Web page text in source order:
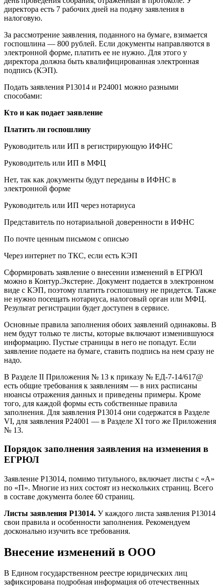
директора есть 7 рабочих дней на подачу заявления в
налоговую.
За рассмотрение заявления, поданного на бумаге, взимается
госпошлина — 800 рублей. Если документы направляются в
электронной форме, платить ее не нужно. Для этого у
директора должна быть квалифицированная электронная
подпись (КЭП).
Подать заявления Р13014 и Р24001 можно разными
способами:
Кто и как подает заявление
Платить ли госпошлину
Руководитель или ИП в регистрирующую ИФНС
Руководитель или ИП в МФЦ
Нет, так как документы будут переданы в ИФНС в
электронной форме
Руководитель или ИП через нотариуса
Представитель по нотариальной доверенности в ИФНС
По почте ценным письмом с описью
Через интернет по ТКС, если есть КЭП
Сформировать заявление о внесении изменений в ЕГРЮЛ
можно в Контур.Экстерне. Документ подается в электронном
виде с КЭП, поэтому платить госпошлину не придется. Также
не нужно посещать нотариуса, налоговый орган или МФЦ.
Результат регистрации будет доступен в сервисе.
Основные правила заполнения обоих заявлений одинаковы. В
нем будут только те листы, которые включают изменившуюся
информацию. Пустые страницы в него не попадут. Если
заявление подаете на бумаге, ставить подпись на нем сразу не
надо.
В Разделе II Приложения № 13 к приказу № ЕД-7-14/617@
есть общие требования к заявлениям — в них расписаны
нюансы отражения данных и приведены примеры. Кроме
того, для каждой формы есть собственные правила
заполнения. Для заявления Р13014 они содержатся в Разделе
VI, для заявления Р24001 — в Разделе XI того же Приложения
№ 13.
Порядок заполнения заявления на изменения в
ЕГРЮЛ
Заявление Р13014, помимо титульного, включает листы с «А»
по «П». Многие из них состоят из нескольких страниц. Всего
в составе документа более 60 страниц.
Листы заявления Р13014. У каждого листа заявления Р13014
свои правила и особенности заполнения. Рекомендуем
досконально изучить все требования.
Внесение изменений в ООО
В Едином государственном реестре юридических лиц
зафиксирована подробная информация об отечественных